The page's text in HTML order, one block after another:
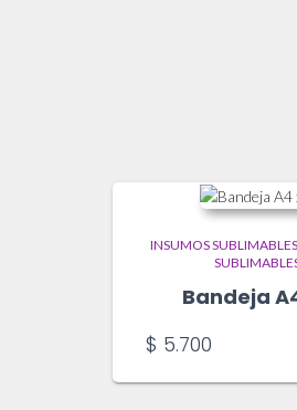
INSUMOS SUBLIMABLES
Bandeja
$ 5.700